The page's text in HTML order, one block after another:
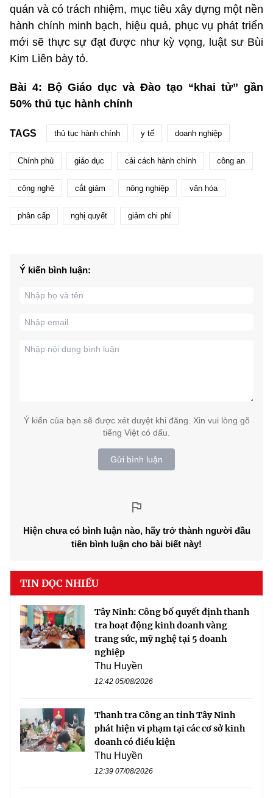
quán và có trách nhiệm, mục tiêu xây dựng một nền
hành chính minh bạch, hiệu quả, phục vụ phát triển
mới sẽ thực sự đạt được như kỳ vọng, luật sư Bùi
Kim Liên bày tỏ.
Bài 4: Bộ Giáo dục và Đào tạo “khai tử” gần
50% thủ tục hành chính
TAGS thủ tục hành chính y tế doanh nghiệp
Chính phủ giáo dục cải cách hành chính công an
công nghệ cắt giảm nông nghiệp văn hóa
phân cấp nghị quyết giảm chi phí
Ý kiến bình luận:
Ý kiến của bạn sẽ được xét duyệt khi đăng. Xin vui lòng gõ
tiếng Việt có dấu.
Gửi bình luận
Hiện chưa có bình luận nào, hãy trở thành người đầu
tiên bình luận cho bài biết này!
TIN ĐỌC NHIỀU
Tây Ninh: Công bố quyết định thanh
tra hoạt động kinh doanh vàng
trang sức, mỹ nghệ tại 5 doanh
nghiệp
Thu Huyền
12:42 05/08/2026
Thanh tra Công an tỉnh Tây Ninh
phát hiện vi phạm tại các cơ sở kinh
doanh có điều kiện
Thu Huyền
12:39 07/08/2026